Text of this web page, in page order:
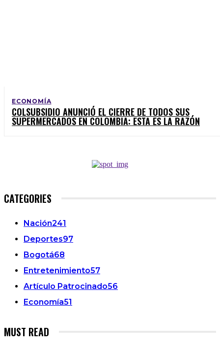
ECONOMÍA
COLSUBSIDIO ANUNCIÓ EL CIERRE DE TODOS SUS
SUPERMERCADOS EN COLOMBIA: ESTA ES LA RAZÓN
CATEGORIES
Nación241
Deportes97
Bogotá68
Entretenimiento57
Artículo Patrocinado56
Economía51
MUST READ